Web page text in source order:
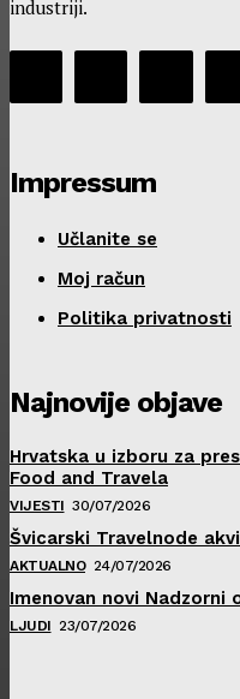
industriji.
Impressum
Učlanite se
Moj račun
Politika privatnosti
Najnovije objave
Hrvatska u izboru za
Food and Travela
VIJESTI 30/07/2026
Švicarski Travelnode
AKTUALNO 24/07/2026
Imenovan novi Nadzorni
LJUDI 23/07/2026